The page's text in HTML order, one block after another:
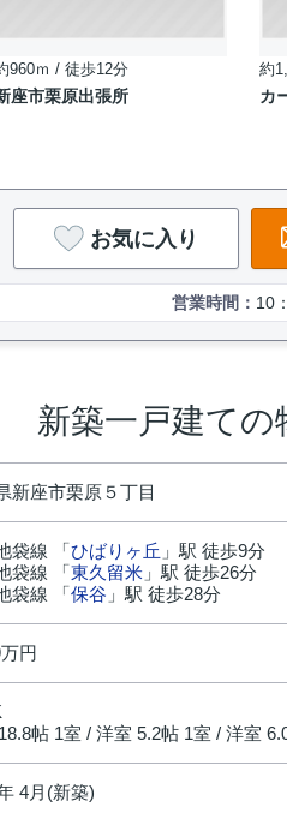
960ｍ / 徒歩12分
座市栗原出張所
約
カ
お気に入り
営業時間： 10
新築一戸建ての
新座市栗原５丁目
袋線 「ひばりヶ丘 」駅 徒歩9分
袋線 「東久留米 」駅 徒歩26分
袋線 「保谷 」駅 徒歩28分
円
帖 1室 / 洋室 5.2帖 1室 / 洋室
4月(新築)